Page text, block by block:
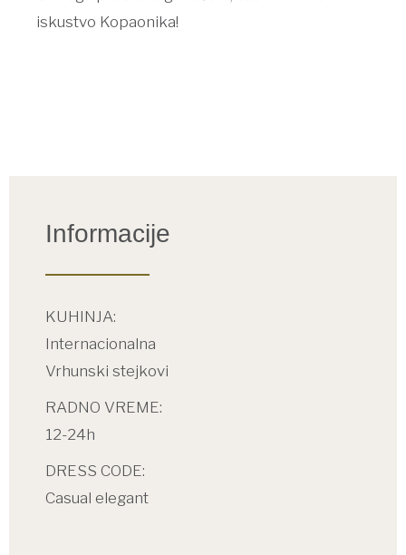
iskustvo Kopaonika!
Informacije
KUHINJA:
Internacionalna
Vrhunski stejkovi
RADNO VREME:
12-24h
DRESS CODE:
Casual elegant